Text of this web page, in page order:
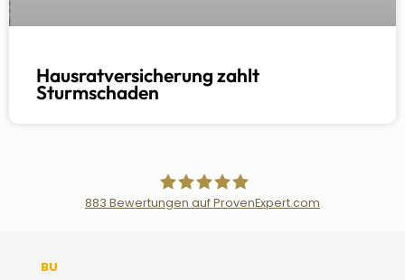
Hausratversicherung zahlt
Sturmschaden
883 Bewertungen auf ProvenExpert.com
BU